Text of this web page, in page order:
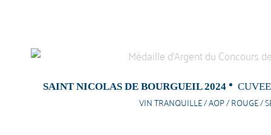
SAINT NICOLAS DE BOURGUEIL 2024
VIN TRANQUILLE / AOP / ROUGE /